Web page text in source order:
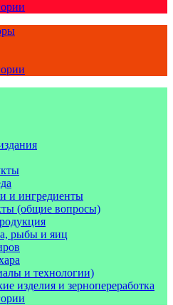
и ингредиенты
(общие вопросы)
рыбы и яиц
и технологии)
изделия и зернопереработка